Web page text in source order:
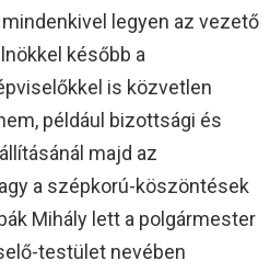
legyen az vezető
később a
is közvetlen
például bizottsági és
majd az
a szépkorú-köszöntések
Mihály lett a polgármester
testület nevében